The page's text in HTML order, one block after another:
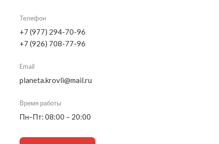
Телефон
+7 (977) 294-70-96
+7 (926) 708-77-96
Email
planeta.krovli@mail.ru
Время работы
Пн–Пт: 08:00 – 20:00